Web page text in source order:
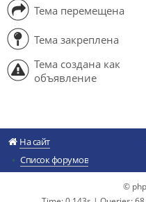
Тема перемещена
Тема закреплена
Тема создана как
объявление
На сайт
Список форумов
©